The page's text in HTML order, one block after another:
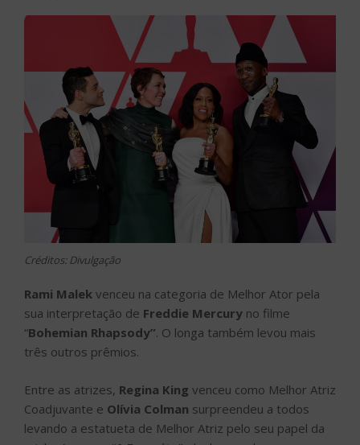
Créditos: Divulgação
Rami Malek venceu na categoria de Melhor Ator pela
sua interpretação de Freddie Mercury no filme
“Bohemian Rhapsody”. O longa também levou mais
três outros prêmios.
Entre as atrizes, Regina King venceu como Melhor Atriz
Coadjuvante e Olívia Colman surpreendeu a todos
levando a estatueta de Melhor Atriz pelo seu papel da